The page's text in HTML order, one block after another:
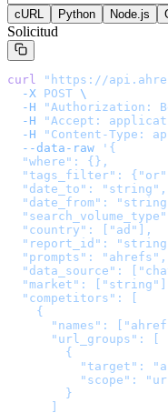
cURL
Python Node.js
Solicitud
curl " https://
  -X
POST \
  -H
"Authorization:
  -H
"Accept:
  -H
"Content-Type:
  --data-raw
' {
  "where": {},
"tags_filter":
  "date_to": "string",
"date_from":
  "country": ["ad"],
"report_id":
  "prompts": "ahrefs",
"data_source":
"market":
  "competitors": [
    {
"names":
      "url_groups": [
        {
"target":
"scope":
        }